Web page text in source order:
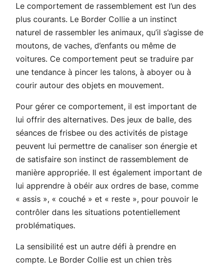
Le comportement de rassemblement est l’un des
plus courants. Le Border Collie a un instinct
naturel de rassembler les animaux, qu’il s’agisse de
moutons, de vaches, d’enfants ou même de
voitures. Ce comportement peut se traduire par
une tendance à pincer les talons, à aboyer ou à
courir autour des objets en mouvement.
Pour gérer ce comportement, il est important de
lui offrir des alternatives. Des jeux de balle, des
séances de frisbee ou des activités de pistage
peuvent lui permettre de canaliser son énergie et
de satisfaire son instinct de rassemblement de
manière appropriée. Il est également important de
lui apprendre à obéir aux ordres de base, comme
« assis », « couché » et « reste », pour pouvoir le
contrôler dans les situations potentiellement
problématiques.
La sensibilité est un autre défi à prendre en
compte. Le Border Collie est un chien très